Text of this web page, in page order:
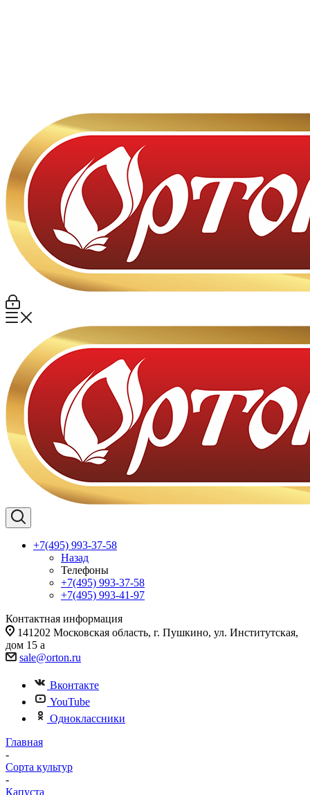
+7(495) 993-37-58
Назад
Телефоны
+7(495) 993-37-58
+7(495) 993-41-97
Контактная информация
141202 Московская область, г. Пушкино, ул. Институтская,
дом 15 а
sale@orton.ru
Вконтакте
YouTube
Одноклассники
Главная
-
Сорта культур
-
Капуста